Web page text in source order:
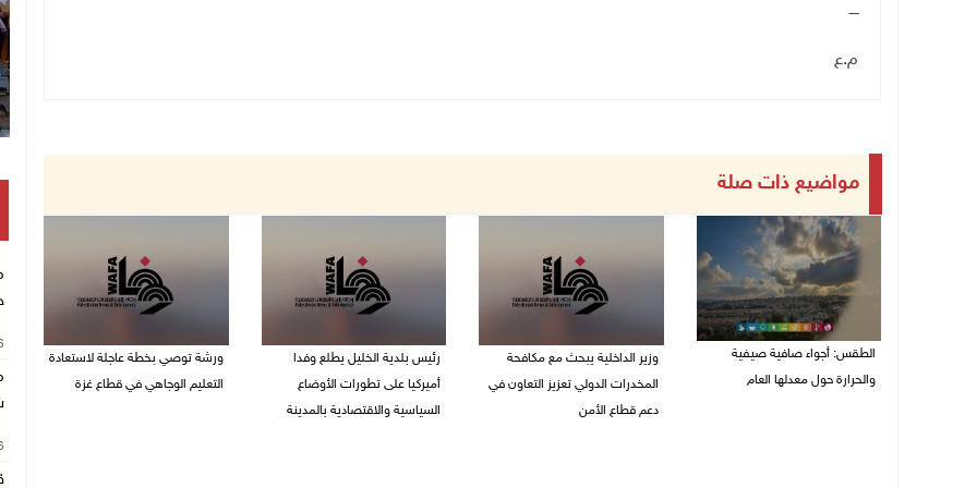
ــــ
م.ع
مواضيع ذات صلة
الطقس: أجواء صافية صيفية
والحرارة حول معدلها العام
وزير الداخلية يبحث مع مكافحة
المخدرات الدولي تعزيز التعاون في
دعم قطاع الأمن
رئيس بلدية الخليل يطلع وفدا
أميركيا على تطورات الأوضاع
السياسية والاقتصادية بالمدينة
ورشة توصي بخطة عاجلة لاستعادة
التعليم الوجاهي في قطاع غزة